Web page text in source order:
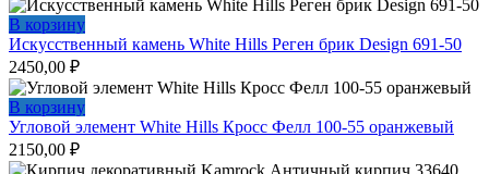
В корзину
Искусственный камень White Hills Реген брик Design 691-50
2450,00 ₽
В корзину
Угловой элемент White Hills Кросс Фелл 100-55 оранжевый
2150,00 ₽